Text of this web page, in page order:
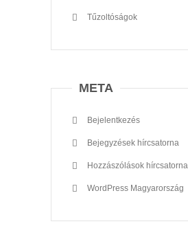
Tűzoltóságok
META
Bejelentkezés
Bejegyzések hírcsatorna
Hozzászólások hírcsatorna
WordPress Magyarország